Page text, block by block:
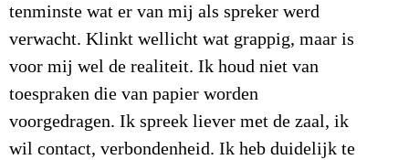
tenminste wat er van mij als spreker werd
verwacht. Klinkt wellicht wat grappig, maar is
voor mij wel de realiteit. Ik houd niet van
toespraken die van papier worden
voorgedragen. Ik spreek liever met de zaal, ik
wil contact, verbondenheid. Ik heb duidelijk te